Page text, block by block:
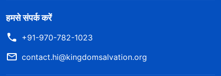
हमसे संपर्क करें
+91-970-782-1023
contact.hi@kingdomsalvation.org